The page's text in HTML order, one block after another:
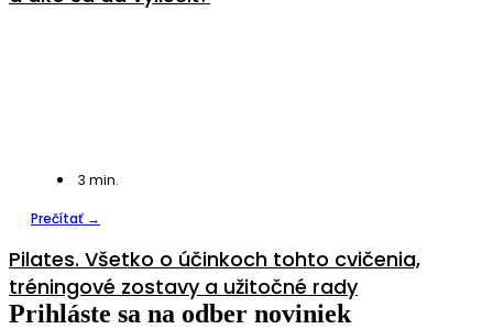
3 min.
Prečítať →
Pilates. Všetko o účinkoch tohto cvičenia,
tréningové zostavy a užitočné rady
Prihláste sa na odber noviniek